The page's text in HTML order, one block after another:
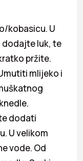
kobasicu. U
luk, te
pržite.
mlijeko i
dodati
U velikom
vode. Od